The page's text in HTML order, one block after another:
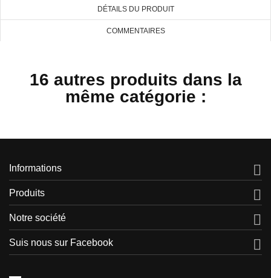
DÉTAILS DU PRODUIT
COMMENTAIRES
16 autres produits dans la
même catégorie :
Informations 
Produits 
Notre société 
Suis nous sur Facebook 
((cancelText))